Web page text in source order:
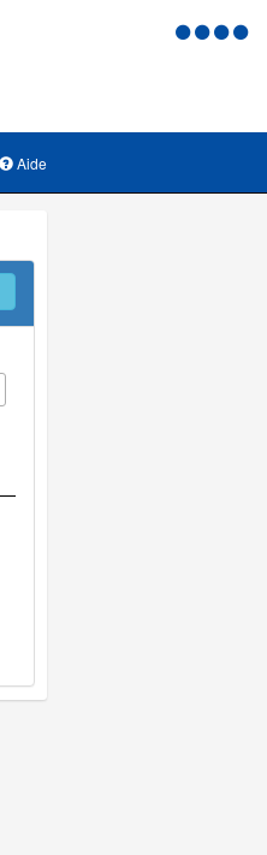
Menu
Aide